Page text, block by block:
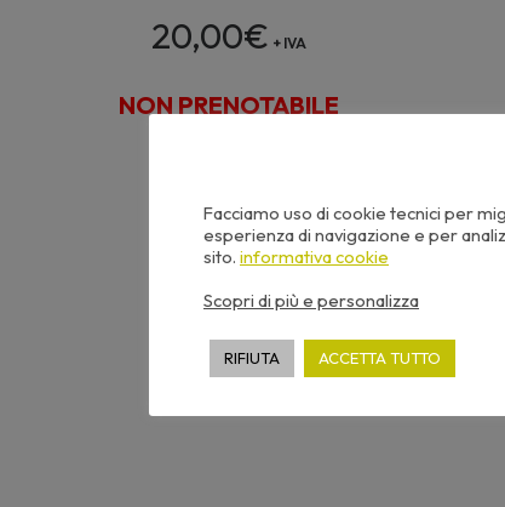
20,00€ + IVA
NON PRENOTABILE
Facciamo uso di cookie tecnici per
esperienza di navigazione e per
sito. informativa cookie
Scopri di più e personalizza
RIFIUTA ACCETTA TUTTO